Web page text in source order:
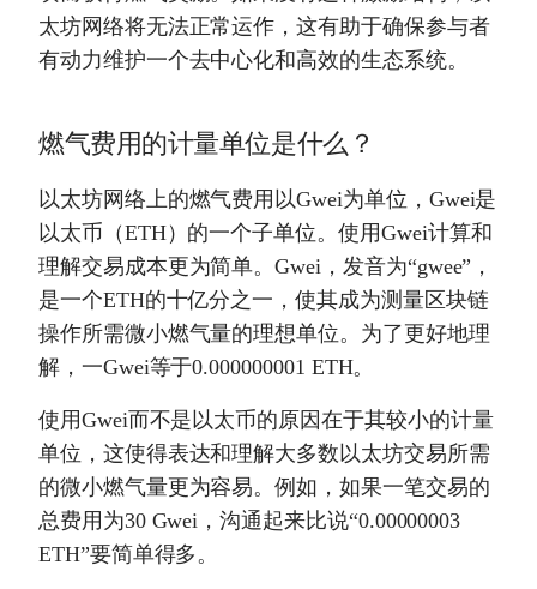
太坊网络将无法正常运作，这有助于确保参与者
有动力维护一个去中心化和高效的生态系统。
燃气费用的计量单位是什么？
以太坊网络上的燃气费用以Gwei为单位，Gwei是
以太币（ETH）的一个子单位。使用Gwei计算和
理解交易成本更为简单。Gwei，发音为“gwee”，
是一个ETH的十亿分之一，使其成为测量区块链
操作所需微小燃气量的理想单位。为了更好地理
解，一Gwei等于0.000000001 ETH。
使用Gwei而不是以太币的原因在于其较小的计量
单位，这使得表达和理解大多数以太坊交易所需
的微小燃气量更为容易。例如，如果一笔交易的
总费用为30 Gwei，沟通起来比说“0.00000003
ETH”要简单得多。